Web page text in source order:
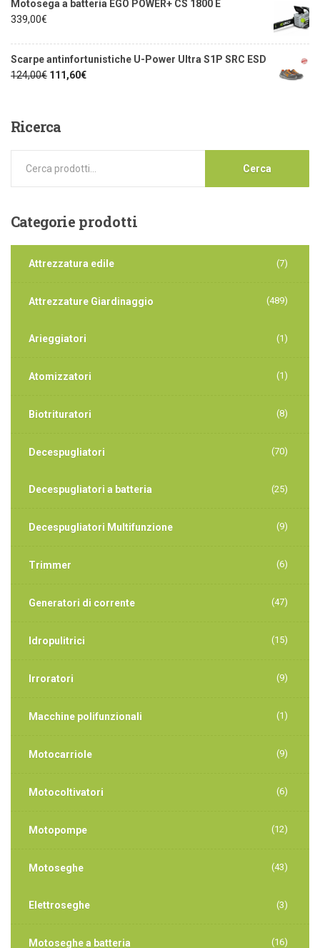
Motosega a batteria EGO POWER+ CS 1800 E
339,00€
Scarpe antinfortunistiche U-Power Ultra S1P SRC ESD
124,00€ 111,60€
Ricerca
Cerca
Categorieprodotti
Attrezzatura edile (7)
Attrezzature Giardinaggio (489)
Arieggiatori (1)
Atomizzatori (1)
Biotrituratori (8)
Decespugliatori (70)
Decespugliatori a batteria (25)
Decespugliatori Multifunzione (9)
Trimmer (6)
Generatori di corrente (47)
Idropulitrici (15)
Irroratori (9)
Macchine polifunzionali (1)
Motocarriole (9)
Motocoltivatori (6)
Motopompe (12)
Motoseghe (43)
Elettroseghe (3)
Motoseghe a batteria (16)